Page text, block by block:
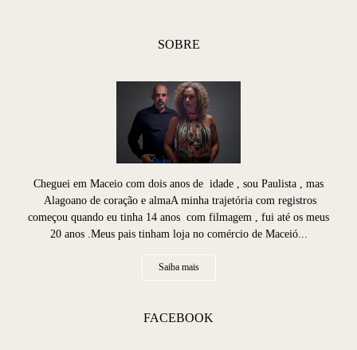
SOBRE
Cheguei em Maceio com dois anos de idade , sou Paulista , mas
Alagoano de coração e almaA minha trajetória com registros
começou quando eu tinha 14 anos com filmagem , fui até os meus
20 anos .Meus pais tinham loja no comércio de Maceió...
Saiba mais
FACEBOOK